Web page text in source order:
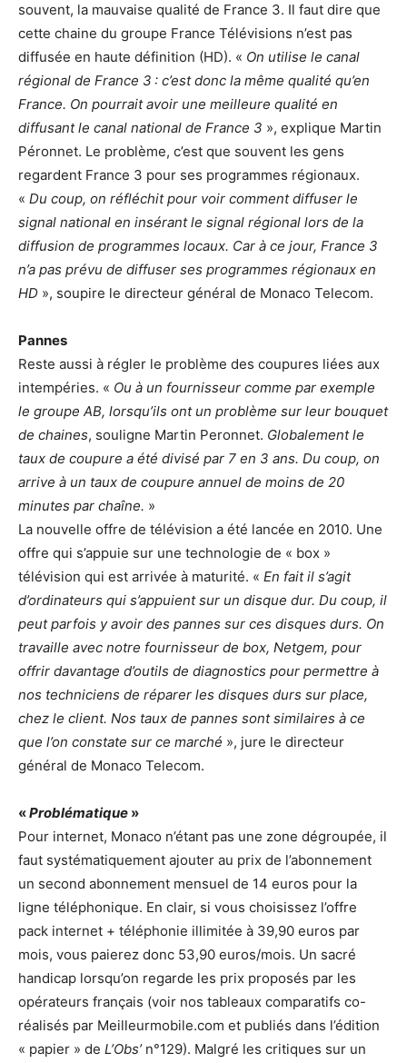
souvent, la mauvaise qualité de France 3. Il faut dire que
cette chaine du groupe France Télévisions n’est pas
diffusée en haute définition (HD). « On utilise le canal
régional de France 3 : c’est donc la même qualité qu’en
France. On pourrait avoir une meilleure qualité en
diffusant le canal national de France 3 », explique Martin
Péronnet. Le problème, c’est que souvent les gens
regardent France 3 pour ses programmes régionaux.
« Du coup, on réfléchit pour voir comment diffuser le
signal national en insérant le signal régional lors de la
diffusion de programmes locaux. Car à ce jour, France 3
n’a pas prévu de diffuser ses programmes régionaux en
HD », soupire le directeur général de Monaco Telecom.
Pannes
Reste aussi à régler le problème des coupures liées aux
intempéries. « Ou à un fournisseur comme par exemple
le groupe AB, lorsqu’ils ont un problème sur leur bouquet
de chaines, souligne Martin Peronnet. Globalement le
taux de coupure a été divisé par 7 en 3 ans. Du coup, on
arrive à un taux de coupure annuel de moins de 20
minutes par chaîne. »
La nouvelle offre de télévision a été lancée en 2010. Une
offre qui s’appuie sur une technologie de « box »
télévision qui est arrivée à maturité. « En fait il s’agit
d’ordinateurs qui s’appuient sur un disque dur. Du coup, il
peut parfois y avoir des pannes sur ces disques durs. On
travaille avec notre fournisseur de box, Netgem, pour
offrir davantage d’outils de diagnostics pour permettre à
nos techniciens de réparer les disques durs sur place,
chez le client. Nos taux de pannes sont similaires à ce
que l’on constate sur ce marché », jure le directeur
général de Monaco Telecom.
«Problématique »
Pour internet, Monaco n’étant pas une zone dégroupée, il
faut systématiquement ajouter au prix de l’abonnement
un second abonnement mensuel de 14 euros pour la
ligne téléphonique. En clair, si vous choisissez l’offre
pack internet + téléphonie illimitée à 39,90 euros par
mois, vous paierez donc 53,90 euros/mois. Un sacré
handicap lorsqu’on regarde les prix proposés par les
opérateurs français (voir nos tableaux comparatifs co-
réalisés par Meilleurmobile.com et publiés dans l’édition
« papier » de L’Obs’n°129). Malgré les critiques sur un